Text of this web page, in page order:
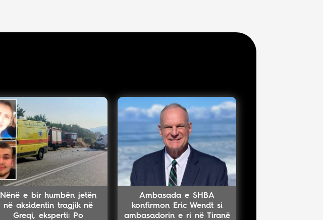
Nënë e bir humbën jetën
në aksidentin tragjik në
Greqi, eksperti: Po
Ambasada e SHBA
konfirmon Eric Wendt si
ambasadorin e ri në Tiranë